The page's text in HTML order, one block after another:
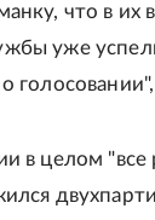
что в их
уже
в целом "все